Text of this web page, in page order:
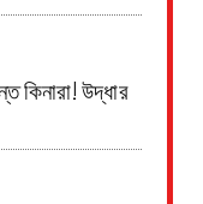
কিনারা! উদ্ধার